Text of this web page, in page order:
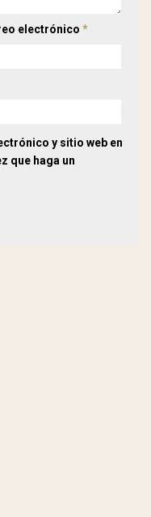
electrónico *
y sitio web en
que haga un